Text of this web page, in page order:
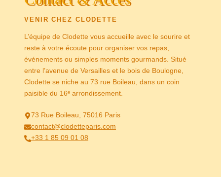
VENIR CHEZ CLODETTE
L’équipe de Clodette vous accueille avec le sourire et
reste à votre écoute pour organiser vos repas,
événements ou simples moments gourmands. Situé
entre l’avenue de Versailles et le bois de Boulogne,
Clodette se niche au 73 rue Boileau, dans un coin
paisible du 16ᵉ arrondissement.
73 Rue Boileau, 75016 Paris
contact@clodetteparis.com
+33 1 85 09 01 08